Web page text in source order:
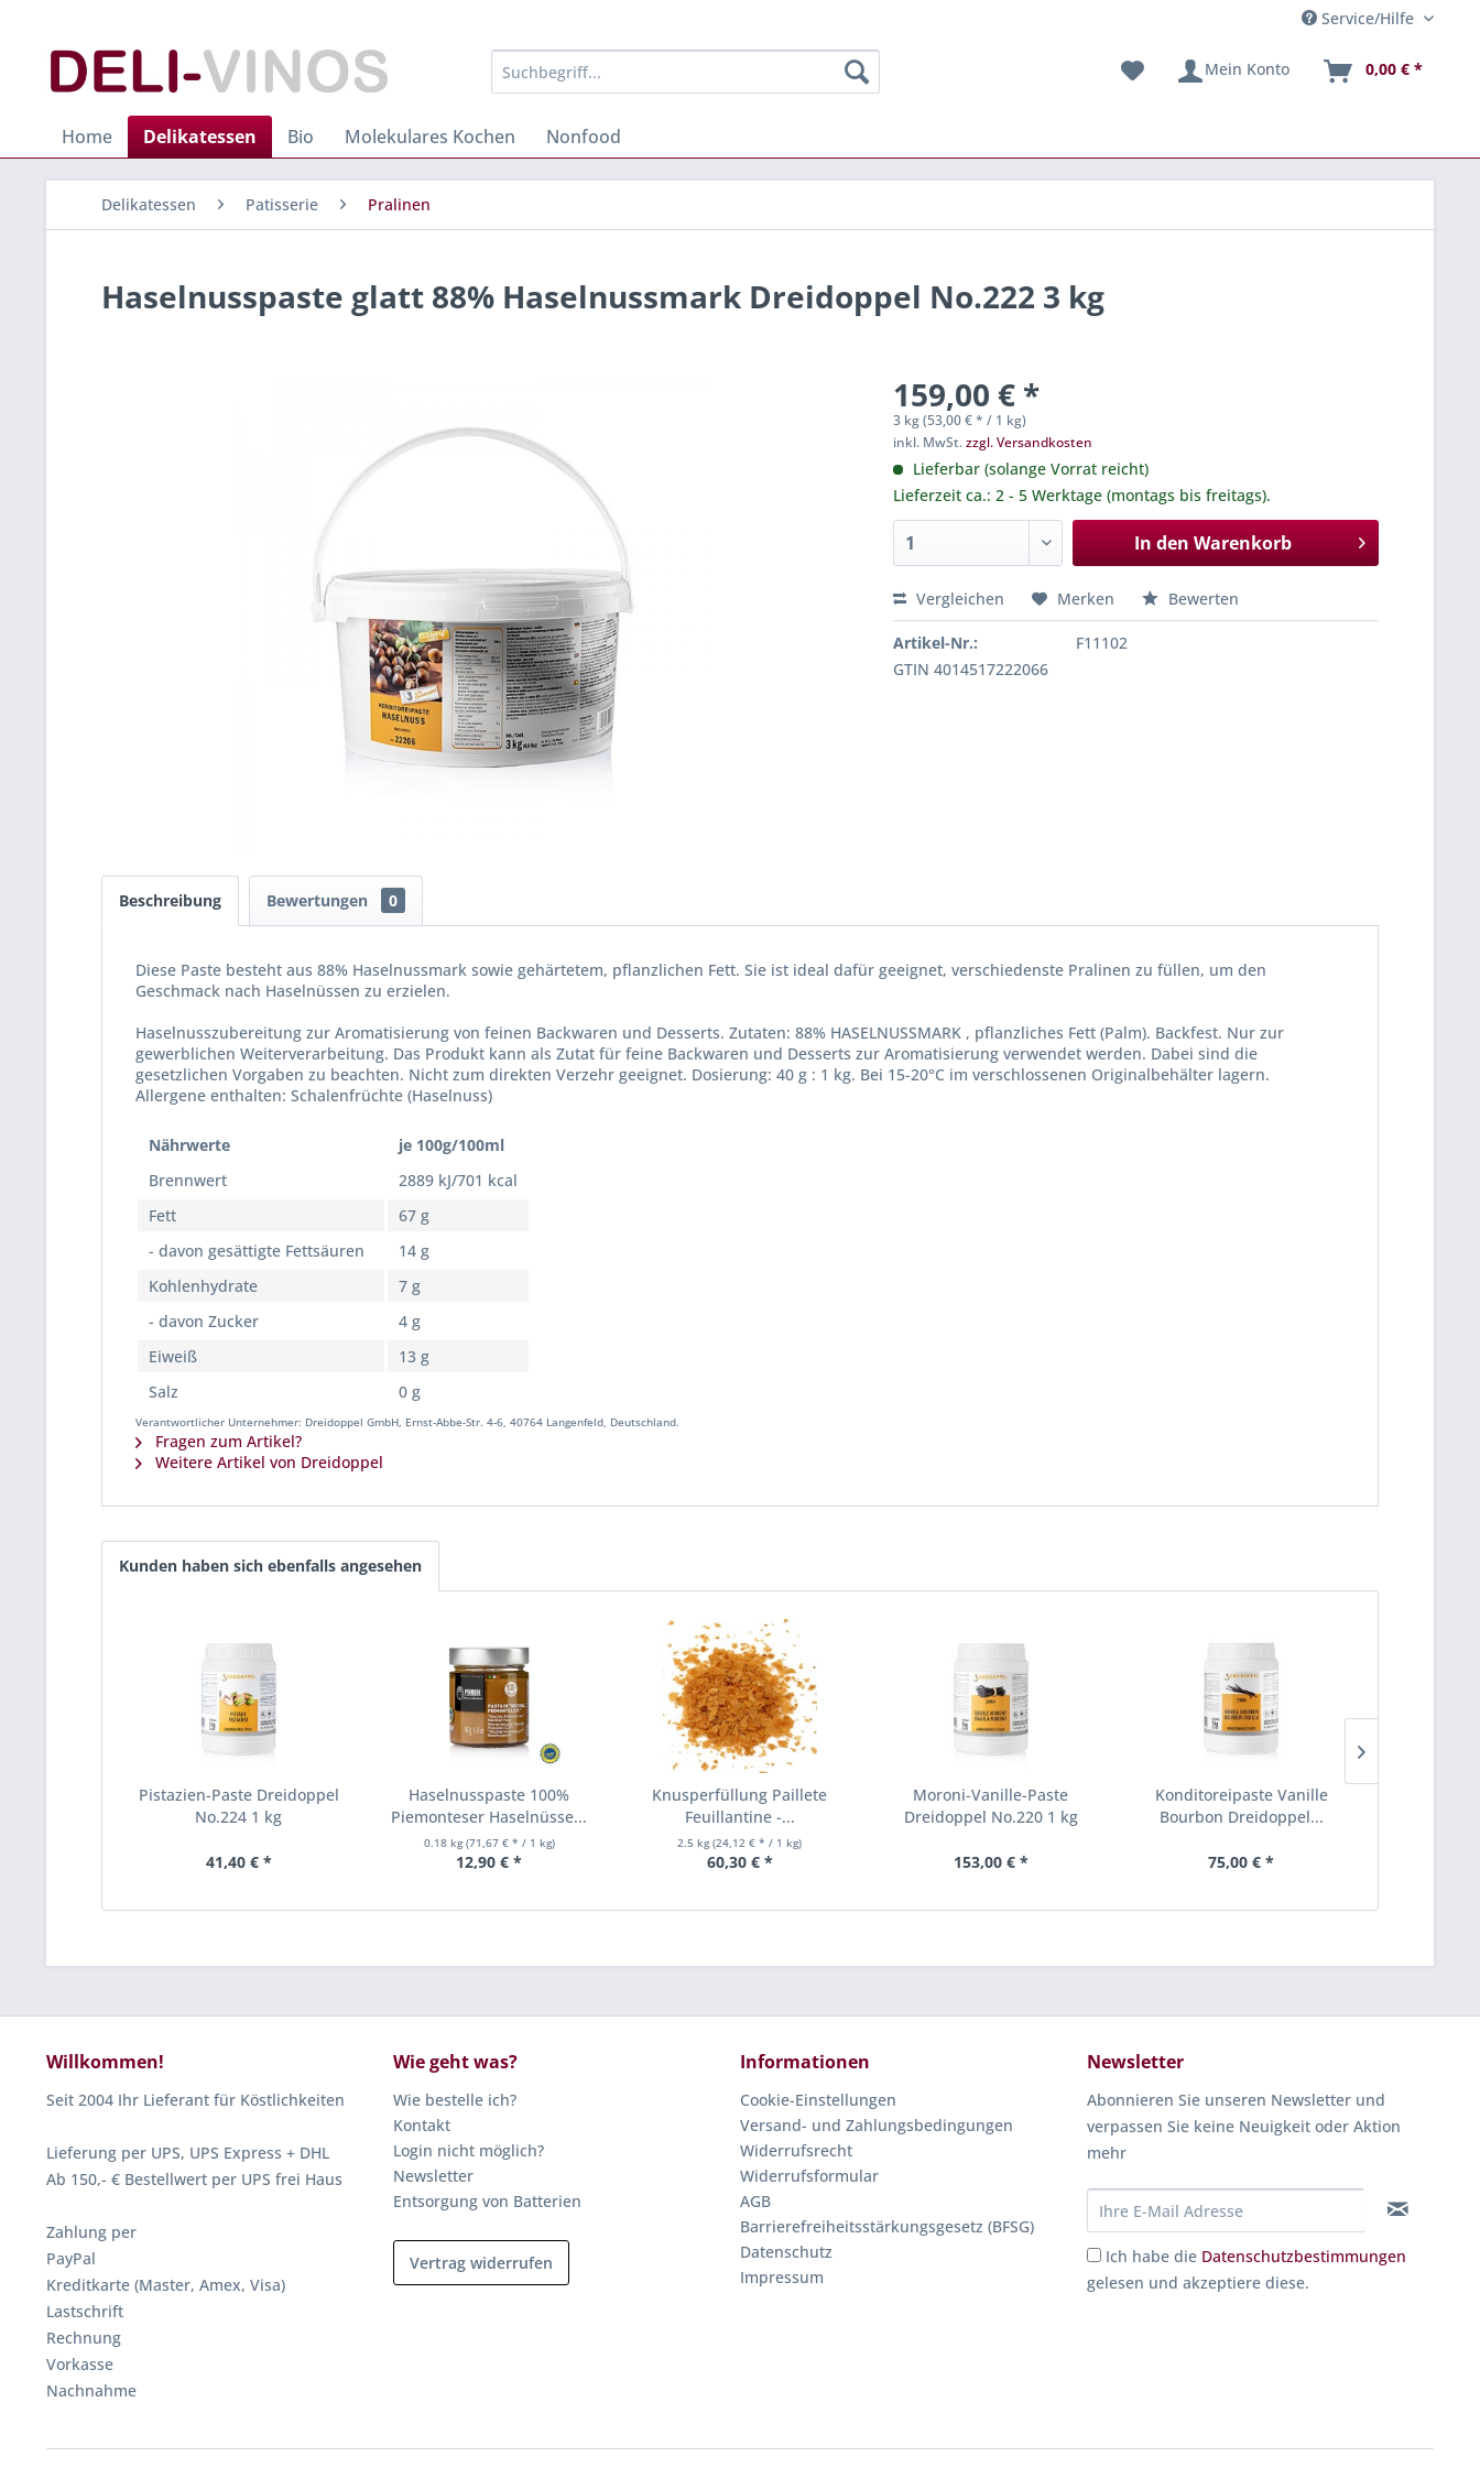
Service/Hilfe
Mein Konto 0,00 € *
Home Delikatessen Bio Molekulares Kochen Nonfood
Delikatessen Patisserie Pralinen
Haselnusspaste glatt 88% Haselnussmark Dreidoppel No.222 3 kg
159,00 € *
3 kg (53,00 € * / 1 kg)
inkl. MwSt.zzgl. Versandkosten
Lieferbar (solange Vorrat reicht)
Lieferzeit ca.: 2 - 5 Werktage (montags bis freitags).
In den Warenkorb
Vergleichen Merken Bewerten
Artikel-Nr.:
F11102
GTIN 4014517222066
Beschreibung Bewertungen 0
Diese Paste besteht aus 88% Haselnussmark sowie gehärtetem, pflanzlichen Fett. Sie ist ideal dafür geeignet, verschiedenste Pralinen zu füllen, um den
Geschmack nach Haselnüssen zu erzielen.
Haselnusszubereitung zur Aromatisierung von feinen Backwaren und Desserts. Zutaten: 88% HASELNUSSMARK , pflanzliches Fett (Palm). Backfest. Nur zur
gewerblichen Weiterverarbeitung. Das Produkt kann als Zutat für feine Backwaren und Desserts zur Aromatisierung verwendet werden. Dabei sind die
gesetzlichen Vorgaben zu beachten. Nicht zum direkten Verzehr geeignet. Dosierung: 40 g : 1 kg. Bei 15-20°C im verschlossenen Originalbehälter lagern.
Allergene enthalten: Schalenfrüchte (Haselnuss)
Nährwerte
je 100g/100ml
Brennwert
2889 kJ/701 kcal
Fett
67 g
- davon gesättigte Fettsäuren
14 g
Kohlenhydrate
7 g
- davon Zucker
4 g
Eiweiß
13 g
Salz
0 g
Verantwortlicher Unternehmer: Dreidoppel GmbH, Ernst-Abbe-Str. 4-6, 40764 Langenfeld, Deutschland.
Fragen zum Artikel?
Weitere Artikel von Dreidoppel
Kunden haben sich ebenfalls angesehen
Pistazien-Paste Dreidoppel
No.224 1 kg
41,40 € *
Haselnusspaste 100%
Piemonteser Haselnüsse...
0.18 kg(71,67 € * / 1 kg)
12,90 € *
Knusperfüllung Paillete
Feuillantine -...
2.5 kg(24,12 € * / 1 kg)
60,30 € *
Moroni-Vanille-Paste
Dreidoppel No.220 1 kg
153,00 € *
Konditoreipaste Vanille
Bourbon Dreidoppel...
75,00 € *
Willkommen!
Seit 2004 Ihr Lieferant für Köstlichkeiten
Lieferung per UPS, UPS Express + DHL
Ab 150,- € Bestellwert per UPS frei Haus
Zahlung per
PayPal
Kreditkarte (Master, Amex, Visa)
Lastschrift
Rechnung
Vorkasse
Nachnahme
Wie geht was?
Wie bestelle ich?
Kontakt
Login nicht möglich?
Newsletter
Entsorgung von Batterien
Vertrag widerrufen
Informationen
Cookie-Einstellungen
Versand- und Zahlungsbedingungen
Widerrufsrecht
Widerrufsformular
AGB
Barrierefreiheitsstärkungsgesetz (BFSG)
Datenschutz
Impressum
Newsletter
Abonnieren Sie unseren Newsletter und
verpassen Sie keine Neuigkeit oder Aktion
mehr
Ich habe die Datenschutzbestimmungen
gelesen und akzeptiere diese.